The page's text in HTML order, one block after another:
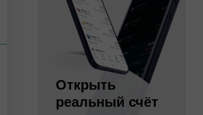
Открыть
реальный счёт